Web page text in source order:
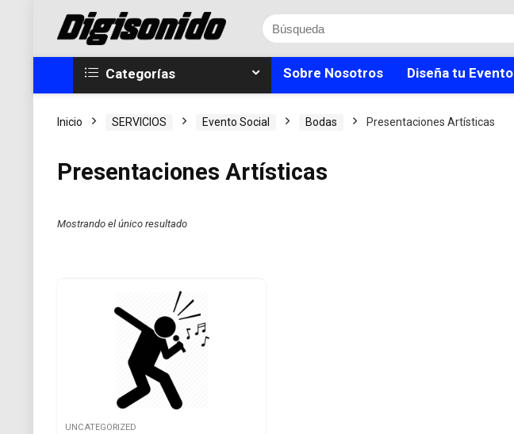
Categorías Sobre Nosotros Diseña tu Evento
Inicio SERVICIOS Evento Social Bodas Presentaciones Artísticas
Presentaciones Artísticas
Mostrando el único resultado
UNCATEGORIZED